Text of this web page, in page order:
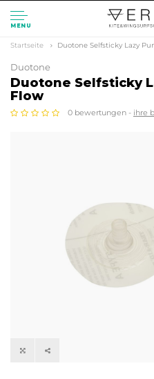
MENU
Startseite Duotone Selfsticky Lazy
Duotone
Duotone Selfsticky
Flow
0 bewertungen - ihre